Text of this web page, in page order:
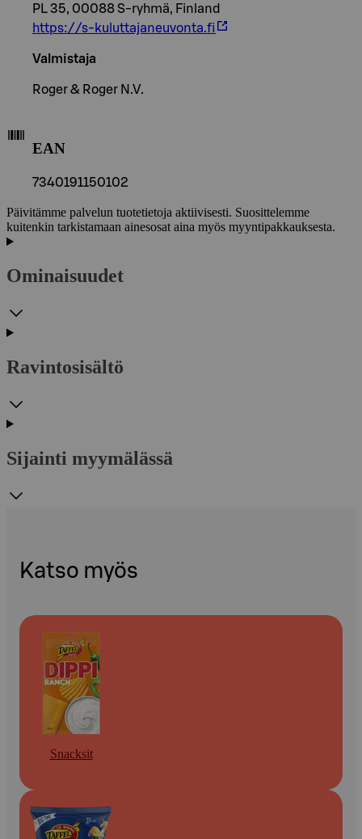
PL 35, 00088 S-ryhmä, Finland
https://s-kuluttajaneuvonta.fi
Valmistaja
Roger & Roger N.V.
EAN
7340191150102
Päivitämme palvelun tuotetietoja aktiivisesti. Suosittelemme
kuitenkin tarkistamaan ainesosat aina myös myyntipakkauksesta.
Ominaisuudet
Ravintosisältö
Sijainti myymälässä
Katso myös
Snacksit